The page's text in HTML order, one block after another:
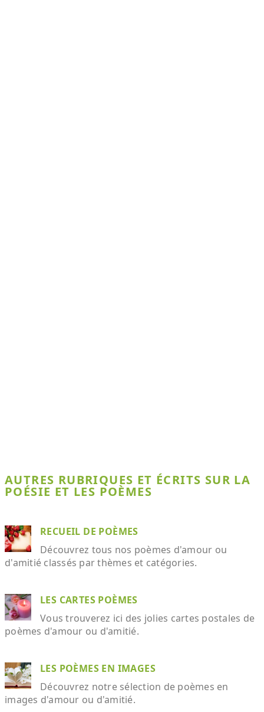
AUTRES RUBRIQUES ET ÉCRITS SUR LA
POÉSIE ET LES POÈMES
RECUEIL DE POÈMES
Découvrez tous nos poèmes d'amour ou
d'amitié classés par thèmes et catégories.
LES CARTES POÈMES
Vous trouverez ici des jolies cartes postales de
poèmes d'amour ou d'amitié.
LES POÈMES EN IMAGES
Découvrez notre sélection de poèmes en
images d'amour ou d'amitié.